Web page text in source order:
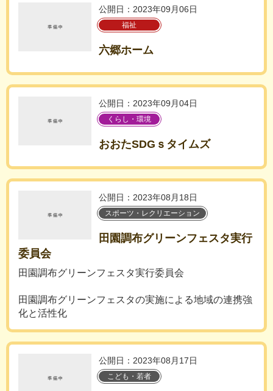
公開日：2023年09月06日
福祉
六郷ホーム
公開日：2023年09月04日
くらし・環境
おおたSDGｓタイムズ
公開日：2023年08月18日
スポーツ・レクリエーション
田園調布グリーンフェスタ実行
委員会
田園調布グリーンフェスタ実行委員会
田園調布グリーンフェスタの実施による地域の連携強
化と活性化
公開日：2023年08月17日
こども・若者